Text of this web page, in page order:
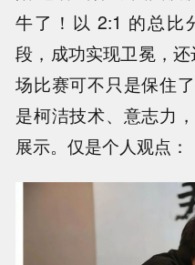
牛了！以 2:1 的总比
段，成功实现卫冕，
场比赛可不只是保住
是柯洁技术、意志力
展示。仅是个人观点：